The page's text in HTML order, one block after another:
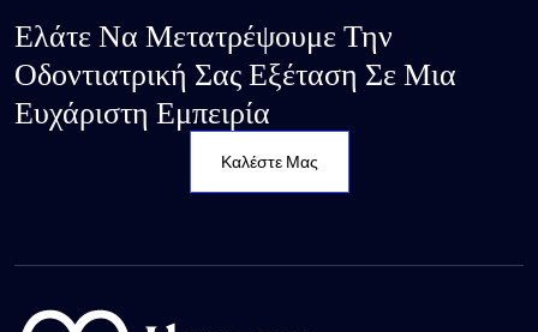
Ελάτε Να Μετατρέψουμε Την
Οδοντιατρική Σας Εξέταση Σε Μια
Ευχάριστη Εμπειρία
Καλέστε Μας